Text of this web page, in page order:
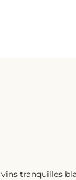
tranquilles